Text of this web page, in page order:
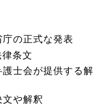
庁の正式な発表
律条文
護士会が提供する解
文や解釈